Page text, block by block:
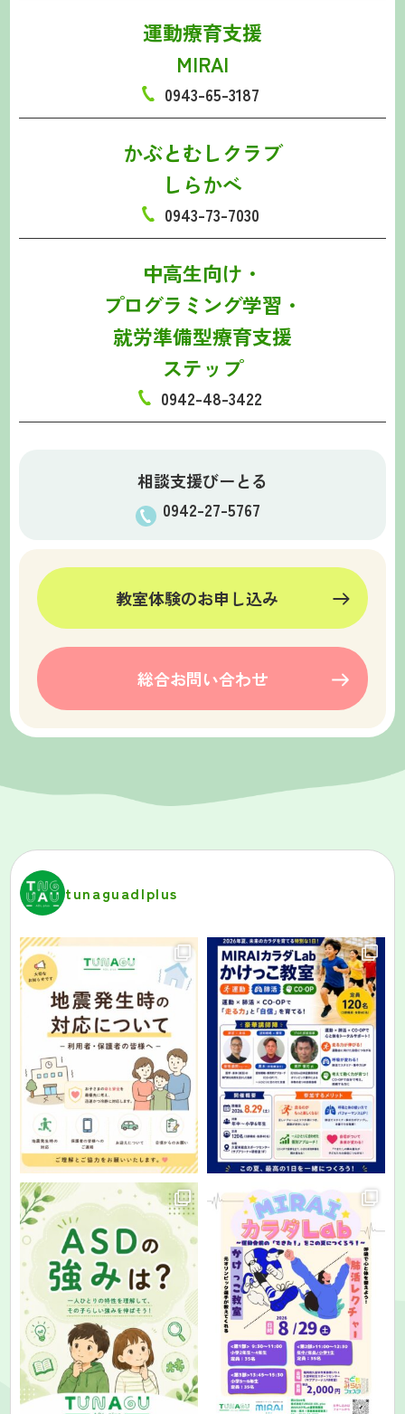
運動療育支援
MIRAI
0943-65-3187
かぶとむしクラブ
しらかべ
0943-73-7030
中高生向け・
プログラミング学習・
就労準備型療育支援
ステップ
0942-48-3422
相談支援びーとる
0942-27-5767
教室体験のお申し込み
総合お問い合わせ
tunaguadlplus